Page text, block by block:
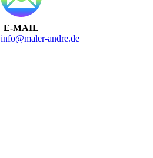
E-MAIL
info@maler-andre.de